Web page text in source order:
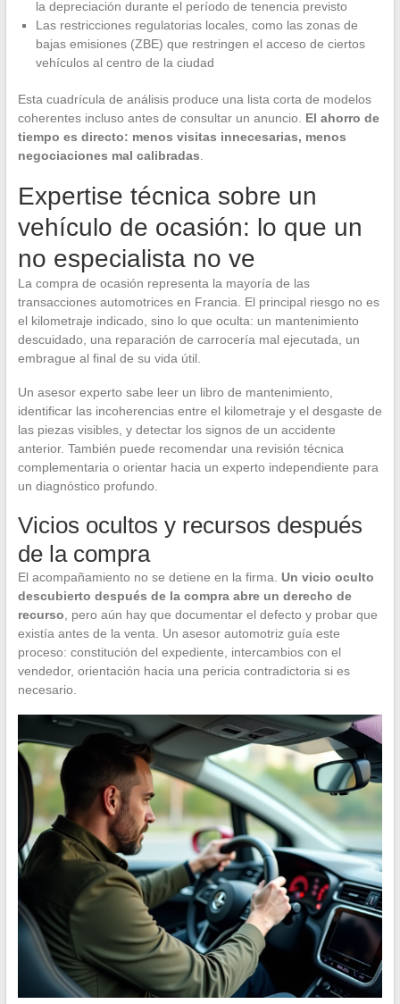
la depreciación durante el período de tenencia previsto
Las restricciones regulatorias locales, como las zonas de
bajas emisiones (ZBE) que restringen el acceso de ciertos
vehículos al centro de la ciudad
Esta cuadrícula de análisis produce una lista corta de modelos
coherentes incluso antes de consultar un anuncio. El ahorro de
tiempo es directo: menos visitas innecesarias, menos
negociaciones mal calibradas
Expertise técnica sobre un
vehículo de ocasión: lo que un
no especialista no ve
La compra de ocasión representa la mayoría de las
transacciones automotrices en Francia. El principal riesgo no es
el kilometraje indicado, sino lo que oculta: un mantenimiento
descuidado, una reparación de carrocería mal ejecutada, un
embrague al final de su vida útil.
Un asesor experto sabe leer un libro de mantenimiento,
identificar las incoherencias entre el kilometraje y el desgaste de
las piezas visibles, y detectar los signos de un accidente
anterior. También puede recomendar una revisión técnica
complementaria o orientar hacia un experto independiente para
un diagnóstico profundo.
Vicios ocultos y recursos después
de la compra
El acompañamiento no se detiene en la firma. Un vicio oculto
descubierto después de la compra abre un derecho de
recurso , pero aún hay que documentar el defecto y probar que
existía antes de la venta. Un asesor automotriz guía este
proceso: constitución del expediente, intercambios con el
vendedor, orientación hacia una pericia contradictoria si es
necesario.